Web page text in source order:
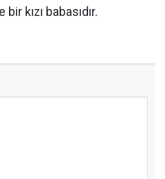
kızı babasıdır.